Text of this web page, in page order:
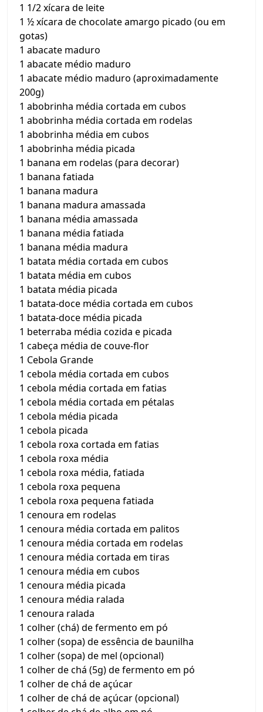
1 1/2 xícara de leite
1 ½ xícara de chocolate amargo picado (ou em
gotas)
1 abacate maduro
1 abacate médio maduro
1 abacate médio maduro (aproximadamente
200g)
1 abobrinha média cortada em cubos
1 abobrinha média cortada em rodelas
1 abobrinha média em cubos
1 abobrinha média picada
1 banana em rodelas (para decorar)
1 banana fatiada
1 banana madura
1 banana madura amassada
1 banana média amassada
1 banana média fatiada
1 banana média madura
1 batata média cortada em cubos
1 batata média em cubos
1 batata média picada
1 batata-doce média cortada em cubos
1 batata-doce média picada
1 beterraba média cozida e picada
1 cabeça média de couve-flor
1 Cebola Grande
1 cebola média cortada em cubos
1 cebola média cortada em fatias
1 cebola média cortada em pétalas
1 cebola média picada
1 cebola picada
1 cebola roxa cortada em fatias
1 cebola roxa média
1 cebola roxa média, fatiada
1 cebola roxa pequena
1 cebola roxa pequena fatiada
1 cenoura em rodelas
1 cenoura média cortada em palitos
1 cenoura média cortada em rodelas
1 cenoura média cortada em tiras
1 cenoura média em cubos
1 cenoura média picada
1 cenoura média ralada
1 cenoura ralada
1 colher (chá) de fermento em pó
1 colher (sopa) de essência de baunilha
1 colher (sopa) de mel (opcional)
1 colher de chá (5g) de fermento em pó
1 colher de chá de açúcar
1 colher de chá de açúcar (opcional)